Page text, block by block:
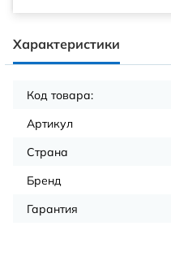
Характеристики
Код товара:
Артикул
Страна
Бренд
Гарантия